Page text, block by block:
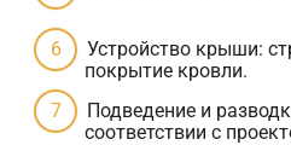
Устройство крыши:
покрытие кровли.
Подведение и
соответствии с